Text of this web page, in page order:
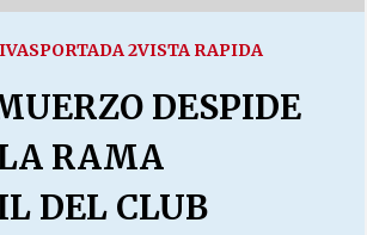
03/08/2026
DC POR SIEMPRE.RECORDANDO 69 AÑOS DE
28/07/2026
DE SER DC” SALUDA EL
PORTADA 2VISTA RAPIDA
DESPIDE
RAMA
DEL CLUB